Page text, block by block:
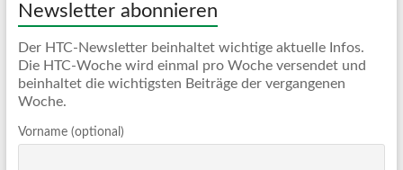
Newsletter abonnieren
Der HTC-Newsletter beinhaltet wichtige aktuelle Infos.
Die HTC-Woche wird einmal pro Woche versendet und
beinhaltet die wichtigsten Beiträge der vergangenen
Woche.
Vorname (optional)